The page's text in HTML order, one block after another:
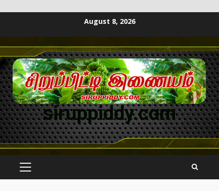
August 8, 2026
siruppiddy.com